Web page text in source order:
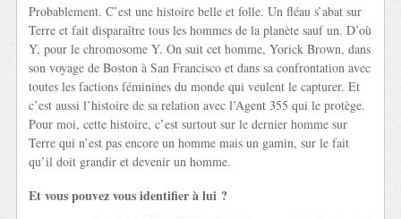
Probablement. C’est une histoire belle et folle. Un fléau s’abat sur
Terre et fait disparaître tous les hommes de la planète sauf un. D’où
Y, pour le chromosome Y. On suit cet homme, Yorick Brown, dans
son voyage de Boston à San Francisco et dans sa confrontation avec
toutes les factions féminines du monde qui veulent le capturer. Et
c’est aussi l’histoire de sa relation avec l’Agent 355 qui le protège.
Pour moi, cette histoire, c’est surtout sur le dernier homme sur
Terre qui n’est pas encore un homme mais un gamin, sur le fait
qu’il doit grandir et devenir un homme.
Et vous pouvez vous identifier à lui ?